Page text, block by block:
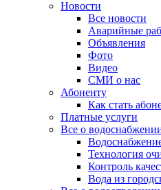
Новости
Все новости
Аварийные
Объявления
Фото
Видео
СМИ о нас
Абоненту
Как стать
Платные услуги
Все о
Технология
Контроль
Вода из